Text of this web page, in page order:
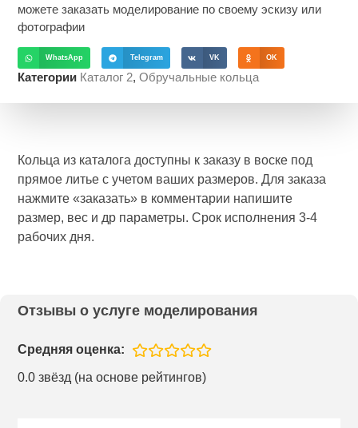
можете заказать моделирование по своему эскизу или
фотографии
WhatsApp Telegram VK OK
Категории Каталог 2,Обручальные кольца
Кольца из каталога доступны к заказу в воске под
прямое литье с учетом ваших размеров. Для заказа
нажмите «заказать» в комментарии напишите
размер, вес и др параметры. Срок исполнения 3-4
рабочих дня.
Отзывы о услуге моделирования
Средняя оценка:
0.0 звёзд (на основе рейтингов)